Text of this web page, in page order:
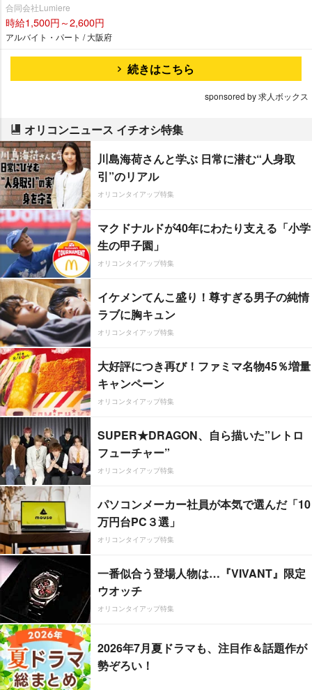
合同会社Lumiere
時給1,500円～2,600円
アルバイト・パート / 大阪府
続きはこちら
sponsored by 求人ボックス
オリコンニュース イチオシ特集
川島海荷さんと学ぶ 日常に潜む“人身取
引”のリアル
オリコンタイアップ特集
マクドナルドが40年にわたり支える「小学
生の甲子園」
オリコンタイアップ特集
イケメンてんこ盛り！尊すぎる男子の純情
ラブに胸キュン
オリコンタイアップ特集
大好評につき再び！ファミマ名物45％増量
キャンペーン
オリコンタイアップ特集
SUPER★DRAGON、自ら描いた”レトロ
フューチャー”
オリコンタイアップ特集
パソコンメーカー社員が本気で選んだ「10
万円台PC３選」
オリコンタイアップ特集
一番似合う登場人物は…『VIVANT』限定
ウオッチ
オリコンタイアップ特集
2026年7月夏ドラマも、注目作＆話題作が
勢ぞろい！